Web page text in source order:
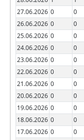
27.06.2026 0 0
26.06.2026 0 0
25.06.2026 0 0
24.06.2026 0 0
23.06.2026 0 0
22.06.2026 0 0
21.06.2026 0 0
20.06.2026 0 0
19.06.2026 0 0
18.06.2026 0 0
17.06.2026 0 0